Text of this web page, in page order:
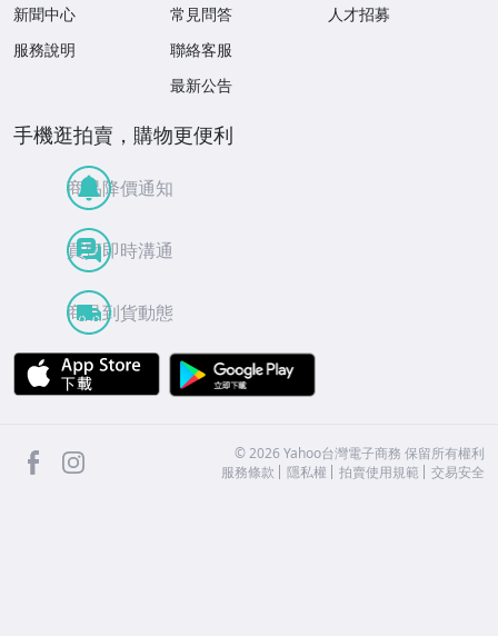
新聞中心
服務說明
常見問答
聯絡客服
最新公告
人才招募
手機逛拍賣，購物更便利
商品降價通知
買賣即時溝通
商品到貨動態
APP Store
facebook ©2026 Yahoo台灣電子商務 保留所有權利
服務條款
隱私權 拍賣使用規範 交易安全